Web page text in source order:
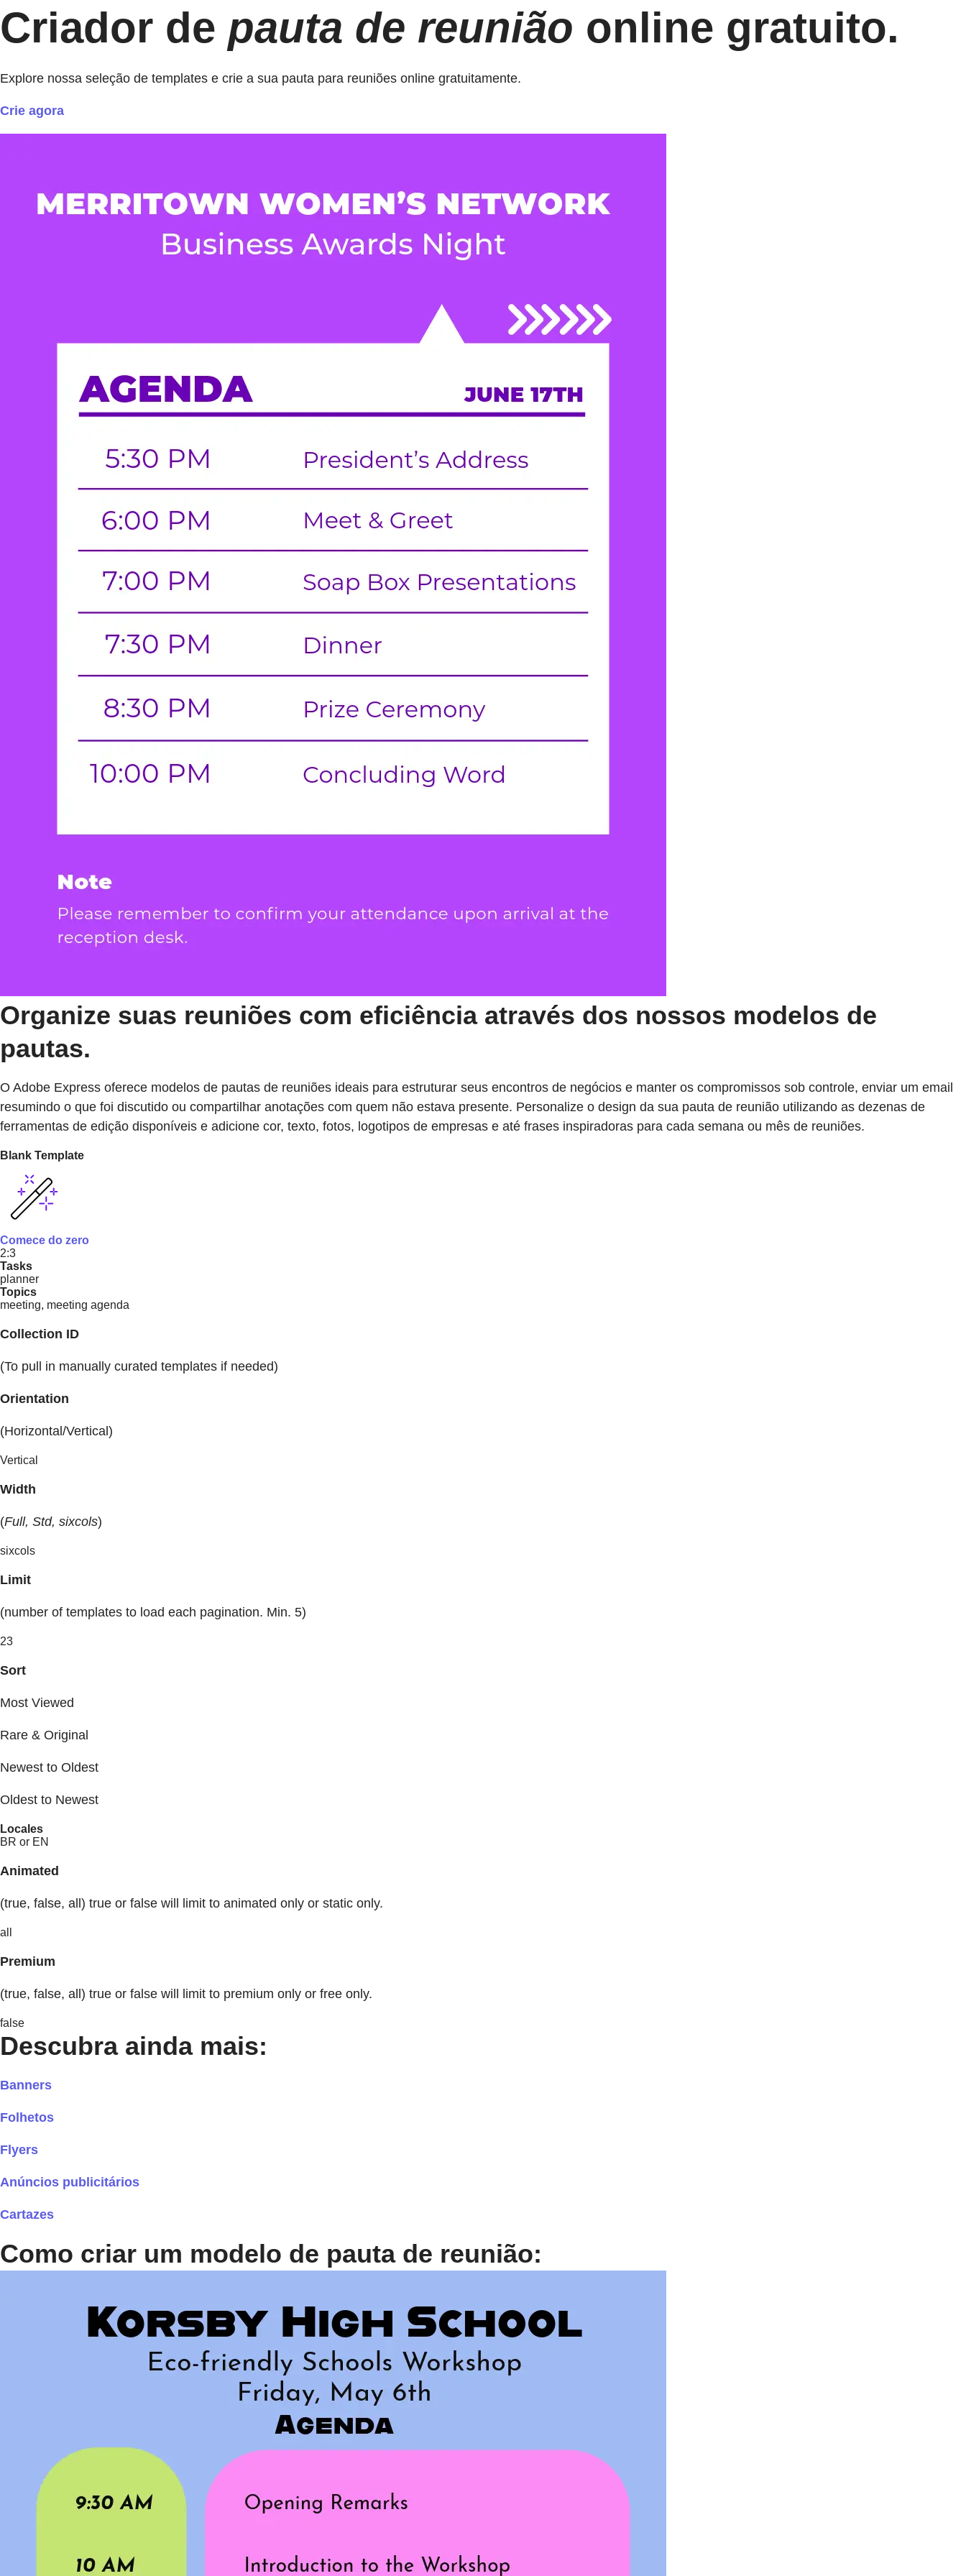
Criador de pauta de reunião online gratuito.
Explore nossa seleção de templates e crie a sua pauta para reuniões online gratuitamente.
Crie agora
Organize suas reuniões com eficiência através dos nossos modelos de
pautas.
O Adobe Express oferece modelos de pautas de reuniões ideais para estruturar seus encontros de negócios e manter os compromissos sob controle, enviar um email
resumindo o que foi discutido ou compartilhar anotações com quem não estava presente. Personalize o design da sua pauta de reunião utilizando as dezenas de
ferramentas de edição disponíveis e adicione cor, texto, fotos, logotipos de empresas e até frases inspiradoras para cada semana ou mês de reuniões.
Blank Template
Comece do zero
2:3
Tasks
planner
Topics
meeting, meeting agenda
Collection ID
(To pull in manually curated templates if needed)
Orientation
(Horizontal/Vertical)
Vertical
Width
(Full, Std, sixcols)
sixcols
Limit
(number of templates to load each pagination. Min. 5)
23
Sort
Most Viewed
Rare & Original
Newest to Oldest
Oldest to Newest
Locales
BR or EN
Animated
(true, false, all) true or false will limit to animated only or static only.
all
Premium
(true, false, all) true or false will limit to premium only or free only.
false
Descubra ainda mais:
Banners
Folhetos
Flyers
Anúncios publicitários
Cartazes
Como criar um modelo de pauta de reunião: